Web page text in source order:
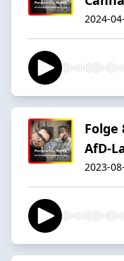
2024-
Folge
AfD-
2023-